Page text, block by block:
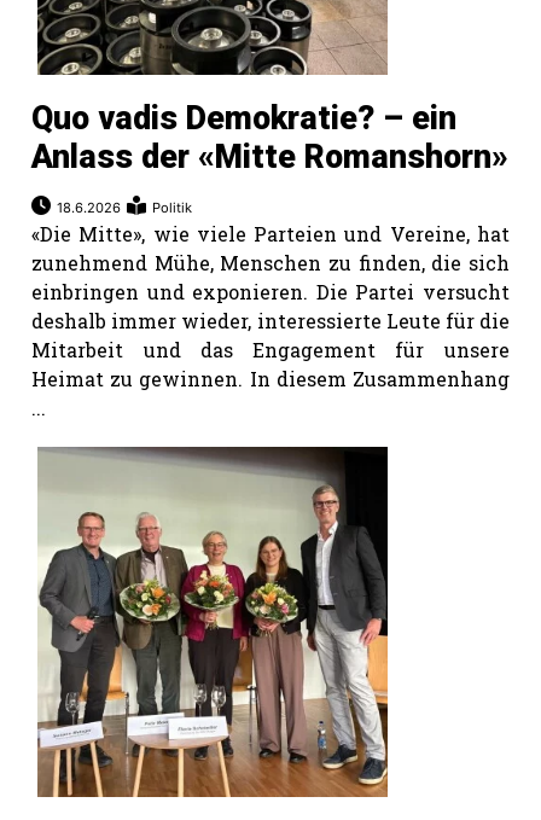
Quo vadis Demokratie? – ein
Anlass der «Mitte Romanshorn»
18.6.2026 Politik
«Die Mitte», wie viele Parteien und Vereine, hat
zunehmend Mühe, Menschen zu finden, die sich
einbringen und exponieren. Die Partei versucht
deshalb immer wieder, interessierte Leute für die
Mitarbeit und das Engagement für unsere
Heimat zu gewinnen. In diesem Zusammenhang
...